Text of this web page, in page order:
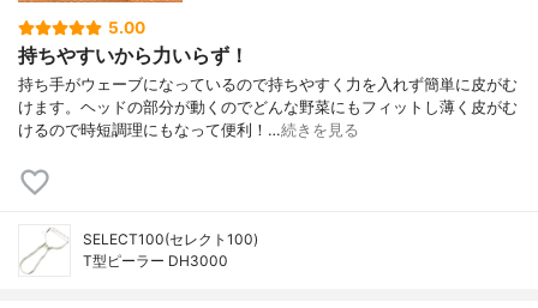
5.00
持ちやすいから力いらず！
持ち手がウェーブになっているので持ちやすく力を入れず簡単に皮がむ
けます。ヘッドの部分が動くのでどんな野菜にもフィットし薄く皮がむ
けるので時短調理にもなって便利！…続きを見る
SELECT100(セレクト100)
T型ピーラー DH3000